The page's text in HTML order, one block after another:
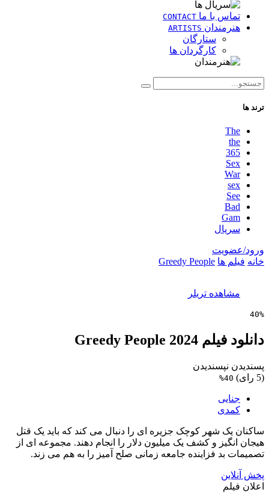
تماس با ما CONTACT
هنرمندان ARTISTS
ستارگان
کارگردان ها
ترند ها
The
the
365
Sex
War
sex
See
Bad
Gam
سریال
ورود/عضویت
خانه فیلم ها Greedy People
مشاهده تریلر
40%
دانلود فیلم Greedy People 2024
پسندیدن نپسندیدن
(5 رای)
40%
جنایی
کمدی
ساکنان یک شهر کوچک جزیره ای را دنبال می کند که باید یک قتل
هیجان انگیز و کشف یک میلیون دلار را انجام دهند. مجموعه ای از
تصمیمات بد فزاینده جامعه زمانی صلح آمیز را به هم می زند.
پخش آنلاین
اعلان فیلم